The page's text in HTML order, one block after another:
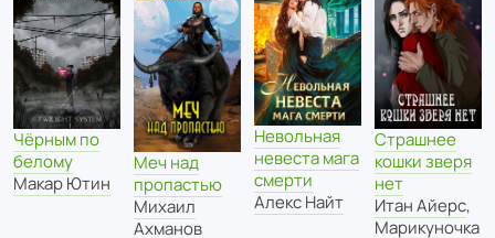
Чёрным по
белому
Макар Ютин
Меч над
пропастью
Михаил
Ахманов
Невольная
невеста мага
смерти
Алекс Найт
Страшнее
кошки зверя
нет
Итан Айерс,
Марикуночка